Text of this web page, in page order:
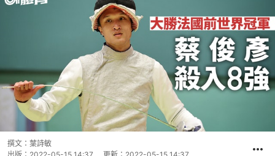
撰文： 葉詩敏
出版： 2022-05-15 14:37 更新： 2022-05-15 14:37